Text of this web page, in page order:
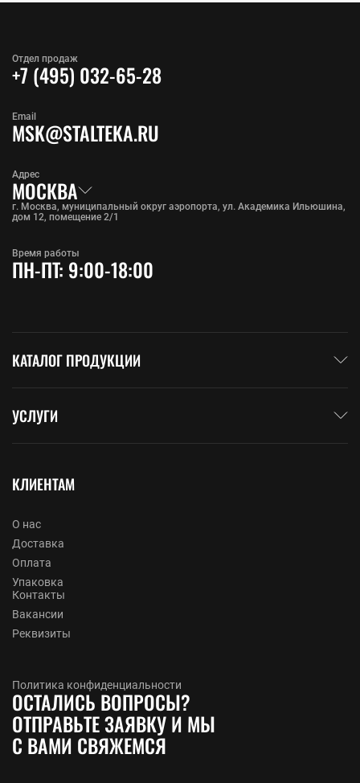
Отдел продаж
+7 (495) 032-65-28
Адрес
МОСКВА
г. Москва, муниципальный округ аэропорта, ул. Академика Ильюшина,
дом 12, помещение 2/1
Email
MSK@STALTEKA.RU
Время работы
ПН-ПТ: 9:00-18:00
КАТАЛОГ ПРОДУКЦИИ
УСЛУГИ
КЛИЕНТАМ
О нас
Доставка
Оплата
Упаковка
Контакты
Вакансии
Реквизиты
Политика конфиденциальности
ОСТАЛИСЬ ВОПРОСЫ?
ОТПРАВЬТЕ ЗАЯВКУ И МЫ
С ВАМИ СВЯЖЕМСЯ